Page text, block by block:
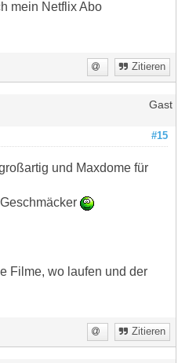
mein Netflix Abo
Zitieren
Gast
#15
und Maxdome für
Filme, wo laufen und der
Zitieren